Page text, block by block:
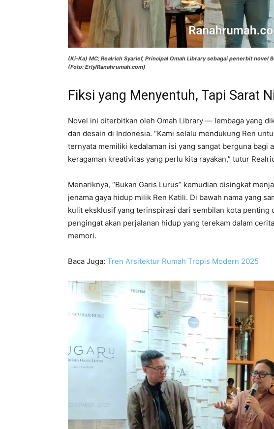
(Ki-Ka) MC; Realrich Syarief, Principal Omah Library sebagai penerbit novel
(Foto: Erly/Ranahrumah.com)
Fiksi yang Menyentuh, Tapi Sarat
Novel ini diterbitkan oleh Omah Library — lembaga yang
dan desain di Indonesia. “Kami selalu mendukung Ren
ternyata memiliki kedalaman isi yang sangat berguna bagi
keragaman kreativitas yang perlu kita rayakan,” tutur
Menariknya, “Bukan Garis Lurus” kemudian disingkat
jenama gaya hidup milik Ren Katili. Di bawah nama yang
kulit eksklusif yang terinspirasi dari sembilan kota penting
pengingat akan perjalanan hidup yang terekam dalam
memori.
Baca Juga: Tren Arsitektur Rumah Tropis Modern 2025